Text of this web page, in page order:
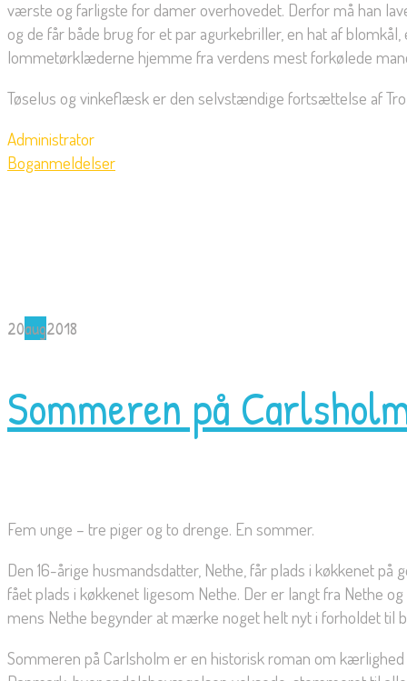
værste og farligste for damer overhovedet. Derfor må han
og de får både brug for et par agurkebriller, en hat af
lommetørklæderne hjemme fra verdens mest forkølede
Tøselus og vinkeflæsk er den selvstændige fortsættelse af
Administrator
Boganmeldelser
20aug2018
Sommeren på
Fem unge – tre piger og to drenge. En sommer.
Den 16-årige husmandsdatter, Nethe, får plads i køkkenet
fået plads i køkkenet ligesom Nethe. Der er langt fra Nethe
mens Nethe begynder at mærke noget helt nyt i forholdet
Sommeren på Carlsholm er en historisk roman om